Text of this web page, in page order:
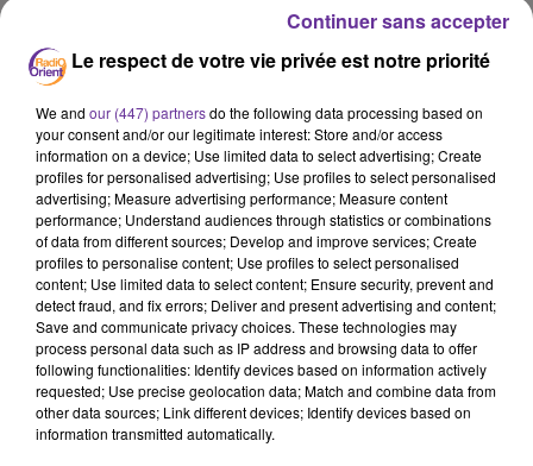
RADIO ORIENT SPORT
8 octobre 2019 - 19 min 18 sec
LE JOURNAL DU SPORT (7 OCTOBRE 2019)
Le respect de votre vie privée est notre priorité
We and our (447) partnersdo the following data processing based on
your consent and/or our legitimate interest: Store and/or access
information on a device; Use limited data to select advertising; Create
profiles for personalised advertising; Use profiles to select personalised
advertising; Measure advertising performance; Measure content
performance; Understand audiences through statistics or combinations
of data from different sources; Develop and improve services; Create
profiles to personalise content; Use profiles to select personalised
content; Use limited data to select content; Ensure security, prevent and
detect fraud, and fix errors; Deliver and present advertising and content;
Save and communicate privacy choices. These technologies may
process personal data such as IP address and browsing data to offer
following functionalities: Identify devices based on information actively
requested; Use precise geolocation data; Match and combine data from
other data sources; Link different devices; Identify devices based on
information transmitted automatically.
Continuer sans accepter